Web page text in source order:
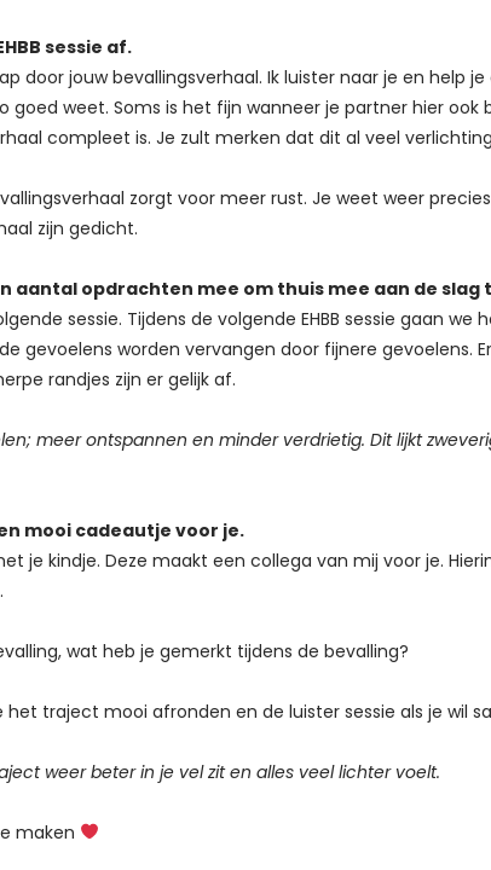
sessie af.
door jouw bevallingsverhaal. Ik luister naar je en help
weet. Soms is het fijn wanneer je partner hier ook
compleet is. Je zult merken dat dit al veel
zorgt voor meer rust. Je weet weer
zijn gedicht.
aantal opdrachten mee om thuis mee aan de slag
sessie. Tijdens de volgende EHBB sessie gaan we
gevoelens worden vervangen door fijnere gevoelens.
randjes zijn er gelijk af.
meer ontspannen en minder verdrietig. Dit lijkt
mooi cadeautje voor je.
je kindje. Deze maakt een collega van mij voor je.
wat heb je gemerkt tijdens de bevalling?
traject mooi afronden en de luister sessie als je wil
weer beter in je vel zit en alles veel lichter voelt.
maken